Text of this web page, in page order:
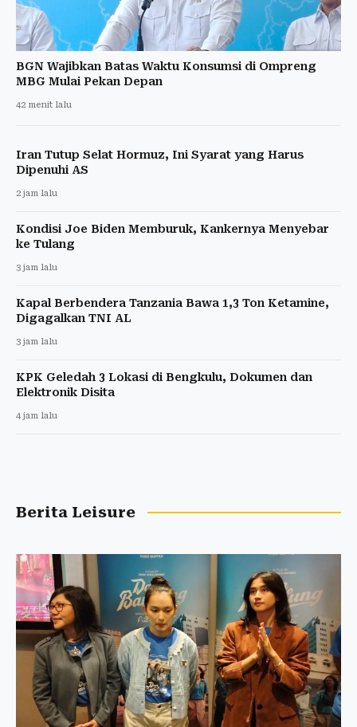
BGN Wajibkan Batas Waktu Konsumsi di Ompreng
MBG Mulai Pekan Depan
42 menit lalu
Iran Tutup Selat Hormuz, Ini Syarat yang Harus
Dipenuhi AS
2 jam lalu
Kondisi Joe Biden Memburuk, Kankernya Menyebar
ke Tulang
3 jam lalu
Kapal Berbendera Tanzania Bawa 1,3 Ton Ketamine,
Digagalkan TNI AL
3 jam lalu
KPK Geledah 3 Lokasi di Bengkulu, Dokumen dan
Elektronik Disita
4 jam lalu
Berita Leisure